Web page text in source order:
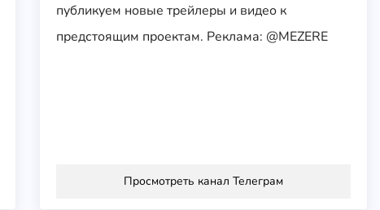
публикуем новые трейлеры и видео к
предстоящим проектам. Реклама: @MEZERE
Просмотреть канал Телеграм